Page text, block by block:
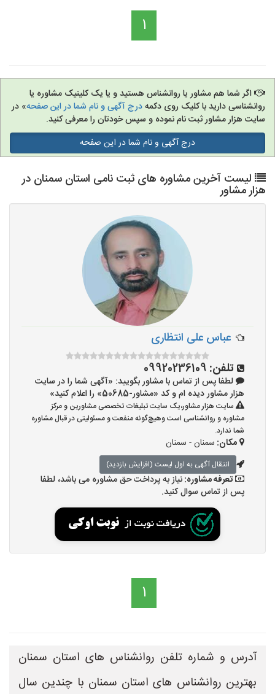
1
اگر شما هم مشاور یا روانشناس هستید و یا یک کلینیک مشاوره یا
روانشناسی دارید با کلیک روی دکمهدرج آگهی و نام شما در این صفحه» در
سایت هزار مشاور ثبت نام نموده و سپس خودتان را معرفی کنید.
درج آگهی و نام شما در این صفحه
لیست آخرین مشاوره های ثبت نامی استان سمنان در
هزار مشاور
عباس علی انتظاری
تلفن: 09920236109
لطفا پس از تماس با مشاور بگویید: «آگهی شما را در سایت
هزار مشاور دیده ام و کد «مشاور-50685» را اعلام کنید»
سایت هزار مشاور،یک سایت تبلیغات تخصصی مشاورین و مرکز
مشاوره و روانشناسی است وهیچ‌گونه منفعت و مسئولیتی در قبال مشاوره
شما ندارد.
مکان: سمنان - سمنان
انتقال آگهی به اول لیست (افزایش بازدید)
تعرفه مشاوره:نیاز به پرداخت حق مشاوره می باشد، لطفا
پس از تماس سوال کنید.
1
آدرس و شماره تلفن روانشناس های استان سمنان
بهترین روانشناس های استان سمنان با چندین سال